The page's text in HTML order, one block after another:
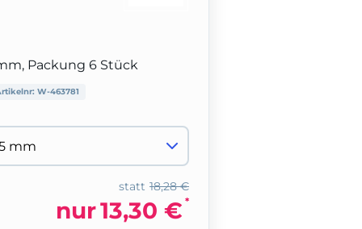
Packung 6 Stück
W-463781
18,28 €
statt
nur13,30 € *